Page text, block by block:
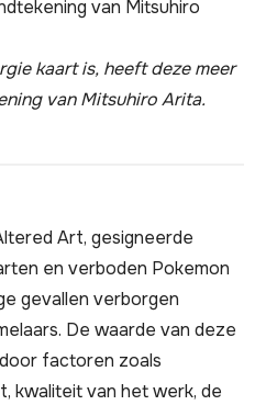
kaart is, heeft deze meer
van Mitsuhiro Arita.
Art, gesigneerde
en verboden Pokemon
gevallen verborgen
De waarde van deze
factoren zoals
kwaliteit van het werk, de